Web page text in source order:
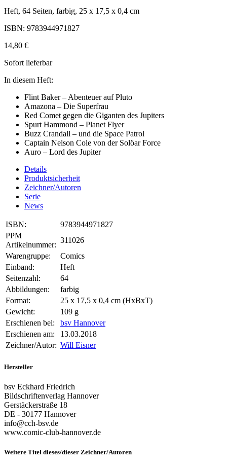
Heft, 64 Seiten, farbig, 25 x 17,5 x 0,4 cm
ISBN: 9783944971827
14,80 €
Sofort lieferbar
In diesem Heft:
Flint Baker – Abenteuer auf Pluto
Amazona – Die Superfrau
Red Comet gegen die Giganten des Jupiters
Spurt Hammond – Planet Flyer
Buzz Crandall – und die Space Patrol
Captain Nelson Cole von der Solöar Force
Auro – Lord des Jupiter
Details
Produktsicherheit
Zeichner/Autoren
Serie
News
ISBN:
9783944971827
PPM
Artikelnummer:
311026
Warengruppe:
Comics
Einband:
Heft
Seitenzahl:
64
Abbildungen:
farbig
Format:
25 x 17,5 x 0,4 cm (HxBxT)
Gewicht:
109 g
Erschienen bei:
bsv Hannover
Erschienen am:
13.03.2018
Zeichner/Autor: Will Eisner
Hersteller
bsv Eckhard Friedrich
Bildschriftenverlag Hannover
Gerstäckerstraße 18
DE - 30177 Hannover
info@cch-bsv.de
www.comic-club-hannover.de
Weitere Titel dieses/dieser Zeichner/Autoren